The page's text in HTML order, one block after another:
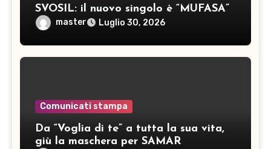
SVOSIL: il nuovo singolo è “MUFASA”
master Luglio 30, 2026
Comunicati stampa
Da “Voglia di te” a tutta la sua vita,
giù la maschera per SAMAR